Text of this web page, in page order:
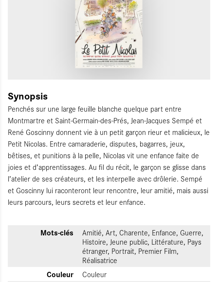
Synopsis
Penchés sur une large feuille blanche quelque part entre
Montmartre et Saint-Germain-des-Prés, Jean-Jacques Sempé et
René Goscinny donnent vie à un petit garçon rieur et malicieux, le
Petit Nicolas. Entre camaraderie, disputes, bagarres, jeux,
bêtises, et punitions à la pelle, Nicolas vit une enfance faite de
joies et d’apprentissages. Au fil du récit, le garçon se glisse dans
l’atelier de ses créateurs, et les interpelle avec drôlerie. Sempé
et Goscinny lui raconteront leur rencontre, leur amitié, mais aussi
leurs parcours, leurs secrets et leur enfance.
Mots-clés
Amitié, Art, Charente, Enfance, Guerre,
Histoire, Jeune public, Littérature, Pays
étranger, Portrait, Premier Film,
Réalisatrice
Couleur Couleur